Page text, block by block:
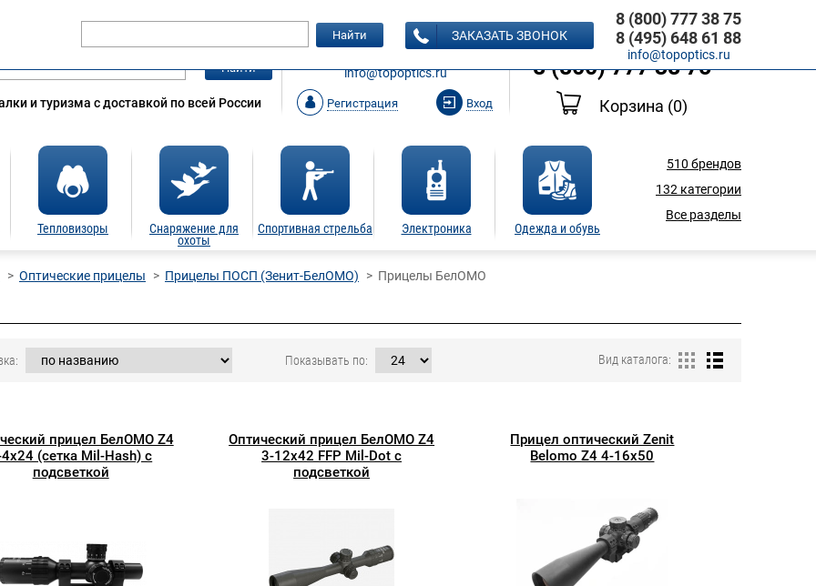
Найти
и туризма с доставкой по всей России
ЗАКАЗАТЬ ЗВОНОК
info@topoptics.ru
Регистрация Вход
8 (495) 648 61 88
8 (800) 777 38 75
Корзина (0)
Тепловизоры
Снаряжение для
охоты
Спортивная стрельба Электроника Одежда и обувь
510 брендов
132 категории
Все разделы
Найти ЗАКАЗАТЬ ЗВОНОК
8 (800) 777 38 75
8 (495) 648 61 88
info@topoptics.ru
Оптические прицелы Прицелы ПОСП (Зенит-БелОМО) Прицелы БелОМО
Показывать по: Вид каталога:
прицел БелОМО Z4
(сетка Mil-Hash) с
подсветкой
Оптический прицел БелОМО Z4
3-12x42 FFP Mil-Dot с
подсветкой
Прицел оптический Zenit
Belomo Z4 4-16x50